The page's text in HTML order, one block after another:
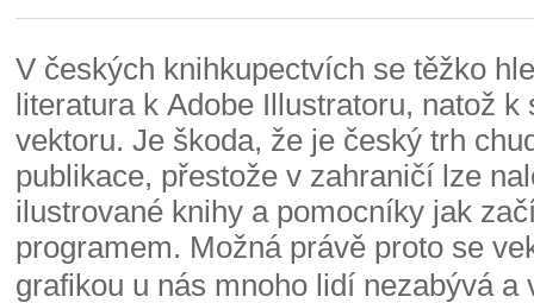
V českých knihkupectvích se těžko
literatura k Adobe Illustratoru, natož k
vektoru. Je škoda, že je český trh
publikace, přestože v zahraničí lze
ilustrované knihy a pomocníky jak
programem. Možná právě proto se
grafikou u nás mnoho lidí nezabývá a